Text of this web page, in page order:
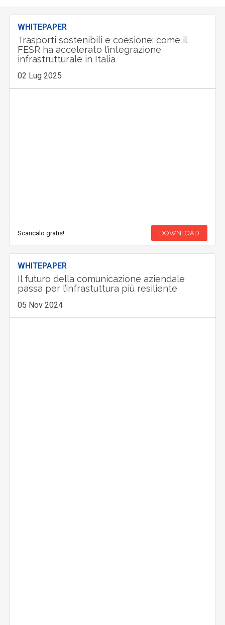
WHITEPAPER
Trasporti sostenibili e coesione: come il
FESR ha accelerato l’integrazione
infrastrutturale in Italia
02 Lug 2025
Scaricalo gratis! DOWNLOAD
WHITEPAPER
Il futuro della comunicazione aziendale
passa per l’infrastuttura più resiliente
05 Nov 2024